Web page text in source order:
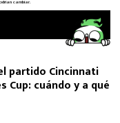
partido Cincinnati
Cup: cuándo y a qué